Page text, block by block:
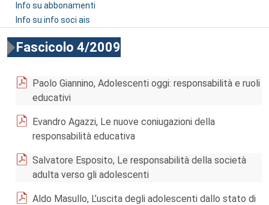
Info su abbonamenti
Info su info soci ais
Fascicolo 4/2009
Paolo Giannino, Adolescenti oggi: responsabilità e ruoli
educativi
Evandro Agazzi, Le nuove coniugazioni della
responsabilità educativa
Salvatore Esposito, Le responsabilità della società
adulta verso gli adolescenti
Aldo Masullo, L’uscita degli adolescenti dallo stato di